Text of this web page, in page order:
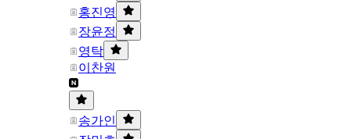
홍진영
장윤정
영탁
이찬원
송가인